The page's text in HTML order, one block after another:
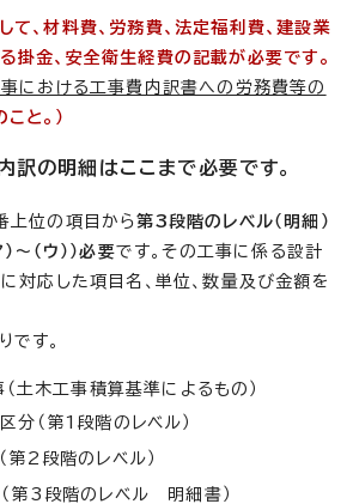
、材料費、労務費、法定福利費、建設業
掛金、安全衛生経費の記載が必要です。
における工事費内訳書への労務費等の
こと。）
訳の明細はここまで必要です。
上位の項目から第3段階のレベル（明細）
～（ウ））必要です。その工事に係る設計
対応した項目名、単位、数量及び金額を
です。
土木工事積算基準によるもの）
分（第1段階のレベル）
第2段階のレベル）
（第3段階のレベル 明細書）